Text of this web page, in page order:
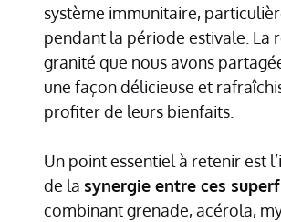
système immunitaire,
pendant la période estivale. La
granité que nous avons
une façon délicieuse et
profiter de leurs bienfaits.
Un point essentiel à retenir est
de la synergie entre ces
combinant grenade, acérola,